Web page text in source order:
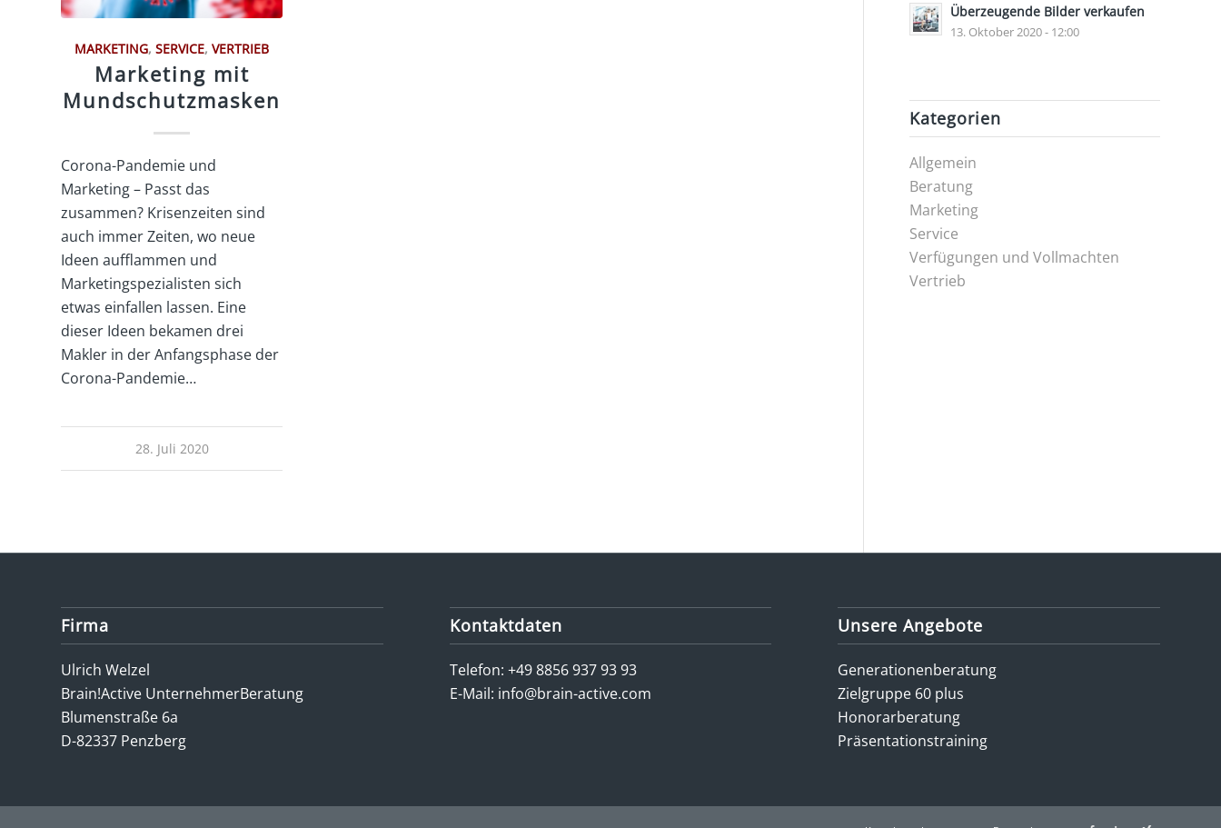
MARKETING,SERVICE,VERTRIEB
Marketing mit
Mundschutzmasken
Corona-Pandemie und
Marketing – Passt das
zusammen? Krisenzeiten sind
auch immer Zeiten, wo neue
Ideen aufflammen und
Marketingspezialisten sich
etwas einfallen lassen. Eine
dieser Ideen bekamen drei
Makler in der Anfangsphase der
Corona-Pandemie…
28. Juli 2020
Überzeugende Bilder verkaufen
13. Oktober 2020 - 12:00
Kategorien
Allgemein
Beratung
Marketing
Service
Verfügungen und Vollmachten
Vertrieb
Firma
Ulrich Welzel
Brain!Active UnternehmerBeratung
Blumenstraße 6a
D-82337 Penzberg
Kontaktdaten
Telefon: +49 8856 937 93 93
E-Mail: info@brain-active.com
Unsere Angebote
Generationenberatung
Zielgruppe 60 plus
Honorarberatung
Präsentationstraining